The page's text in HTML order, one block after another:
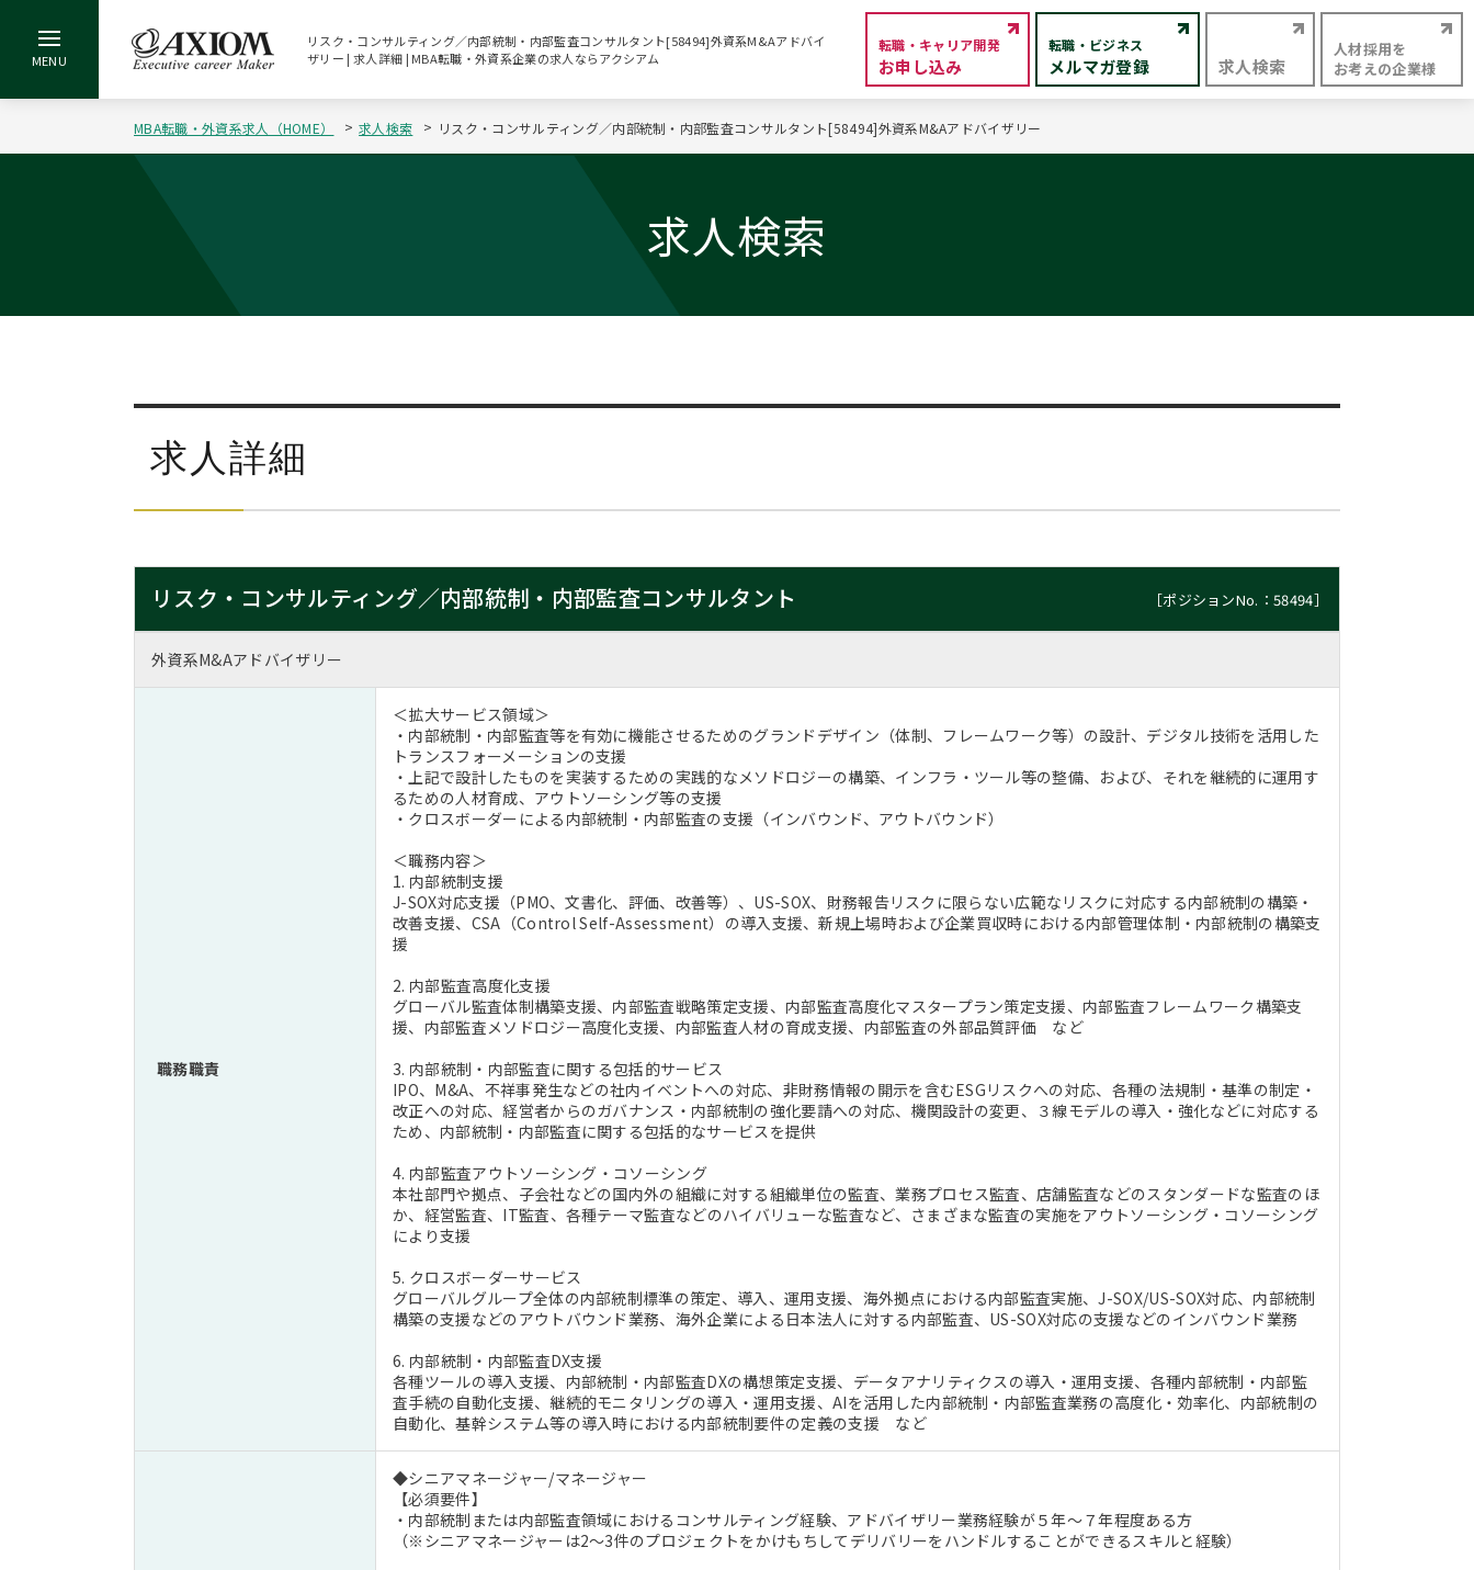
リスク・コンサルティング／内部統制・内部監査コンサルタント[58494]外資系M&Aアドバイ
ザリー | 求人詳細 | MBA転職・外資系企業の求人ならアクシアム
転職・キャリア開発
お申し込み
転職・ビジネス
メルマガ登録 求人検索
人材採用を
お考えの企業様
MBA転職・外資系求人（HOME） 求人検索 リスク・コンサルティング／内部統制・内部監査コンサルタント[58494]外資系M&Aアドバイザリー
求人検索
求人詳細
リスク・コンサルティング／内部統制・内部監査コンサルタント ［ポジションNo.：58494］
外資系M&Aアドバイザリー
職務職責
＜拡大サービス領域＞
・内部統制・内部監査等を有効に機能させるためのグランドデザイン（体制、フレームワーク等）の設計、デジタル技術を活用した
トランスフォーメーションの支援
・上記で設計したものを実装するための実践的なメソドロジーの構築、インフラ・ツール等の整備、および、それを継続的に運用す
るための人材育成、アウトソーシング等の支援
・クロスボーダーによる内部統制・内部監査の支援（インバウンド、アウトバウンド）
＜職務内容＞
1. 内部統制支援
J-SOX対応支援（PMO、文書化、評価、改善等）、US-SOX、財務報告リスクに限らない広範なリスクに対応する内部統制の構築・
改善支援、CSA（Control Self-Assessment）の導入支援、新規上場時および企業買収時における内部管理体制・内部統制の構築支
援
2. 内部監査高度化支援
グローバル監査体制構築支援、内部監査戦略策定支援、内部監査高度化マスタープラン策定支援、内部監査フレームワーク構築支
援、内部監査メソドロジー高度化支援、内部監査人材の育成支援、内部監査の外部品質評価 など
3. 内部統制・内部監査に関する包括的サービス
IPO、M&A、不祥事発生などの社内イベントへの対応、非財務情報の開示を含むESGリスクへの対応、各種の法規制・基準の制定・
改正への対応、経営者からのガバナンス・内部統制の強化要請への対応、機関設計の変更、３線モデルの導入・強化などに対応する
ため、内部統制・内部監査に関する包括的なサービスを提供
4. 内部監査アウトソーシング・コソーシング
本社部門や拠点、子会社などの国内外の組織に対する組織単位の監査、業務プロセス監査、店舗監査などのスタンダードな監査のほ
か、経営監査、IT監査、各種テーマ監査などのハイバリューな監査など、さまざまな監査の実施をアウトソーシング・コソーシング
により支援
5. クロスボーダーサービス
グローバルグループ全体の内部統制標準の策定、導入、運用支援、海外拠点における内部監査実施、J-SOX/US-SOX対応、内部統制
構築の支援などのアウトバウンド業務、海外企業による日本法人に対する内部監査、US-SOX対応の支援などのインバウンド業務
6. 内部統制・内部監査DX支援
各種ツールの導入支援、内部統制・内部監査DXの構想策定支援、データアナリティクスの導入・運用支援、各種内部統制・内部監
査手続の自動化支援、継続的モニタリングの導入・運用支援、AIを活用した内部統制・内部監査業務の高度化・効率化、内部統制の
自動化、基幹システム等の導入時における内部統制要件の定義の支援 など
◆シニアマネージャー/マネージャー
【必須要件】
・内部統制または内部監査領域におけるコンサルティング経験、アドバイザリー業務経験が５年～７年程度ある方
（※シニアマネージャーは2～3件のプロジェクトをかけもちしてデリバリーをハンドルすることができるスキルと経験）